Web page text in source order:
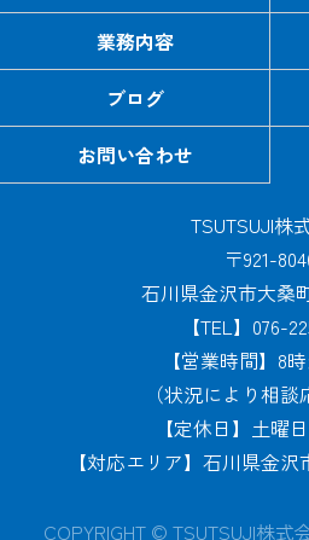
業務内容
ブログ
お問い合わせ
TSUTSUJI株
〒921-
石川県金沢市大桑
【TEL】076-
【営業時間】8
（状況により相談
【定休日】土曜
【対応エリア】石川県金
COPYRIGHT © TSUTSUJI株式